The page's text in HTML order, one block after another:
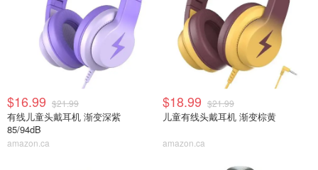
$16.99 $21.99
有线儿童头戴耳机 渐变深紫
85/94dB
amazon.ca
$18.99 $21.99
儿童有线头戴耳机 渐变棕黄
amazon.ca